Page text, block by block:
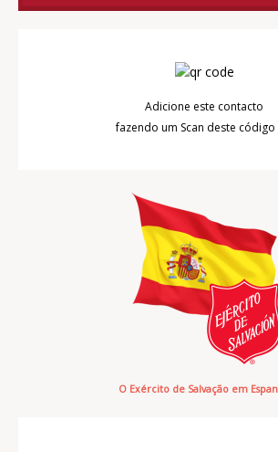
Adicione este contacto
fazendo um Scan deste código
O Exército de Salvação em